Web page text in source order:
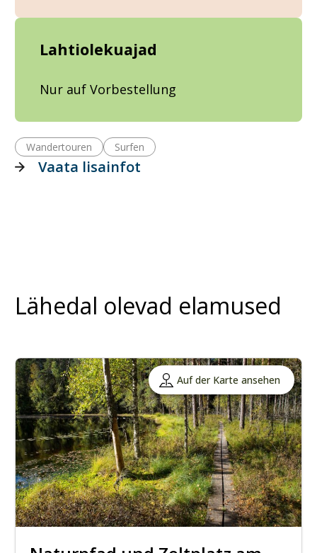
Lahtiolekuajad
Nur auf Vorbestellung
Wandertouren Surfen
Vaata lisainfot
Lähedal olevad elamused
Auf der Karte ansehen